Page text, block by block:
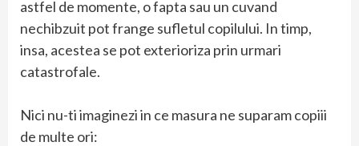
astfel de momente, o fapta sau un cuvand
nechibzuit pot frange sufletul copilului. In timp,
insa, acestea se pot exterioriza prin urmari
catastrofale.
Nici nu-ti imaginezi in ce masura ne suparam copiii
de multe ori: